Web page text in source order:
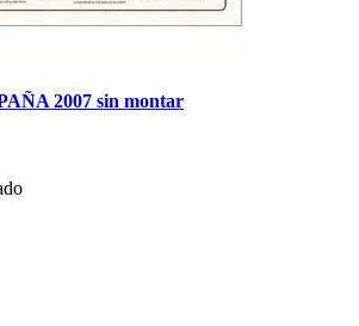
2007 sin montar